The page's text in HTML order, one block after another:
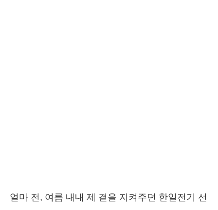
얼마 전, 여름 내내 제 곁을 지켜주던 한일전기 선